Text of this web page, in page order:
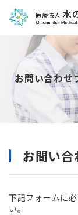
お問い合わせ
お問い合
下記フォームに
い。